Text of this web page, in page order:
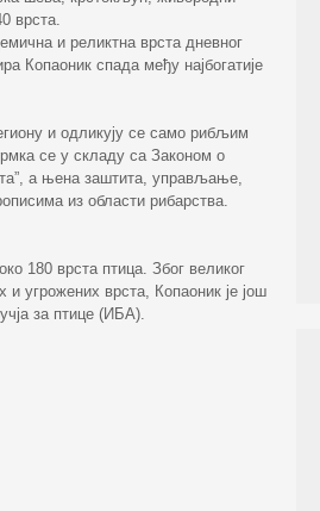
врста.
и реликтна врста дневног
Копаоник спада међу најбогатије
и одликују се само рибљим
се у складу са Законом о
а њена заштита, управљање,
из области рибарства.
180 врста птица. Због великог
и угрожених врста, Копаоник је још
за птице (ИБА).